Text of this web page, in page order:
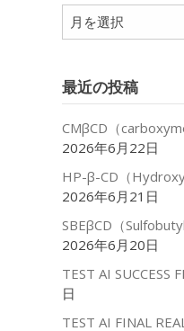
ア
ー
ブ
最近の投稿
CMβCD（
2026年6月22日
HP-β-CD（
2026年6月21日
SBEβCD（
2026年6月20日
TEST AI SUCCESS
日
TEST AI FINAL